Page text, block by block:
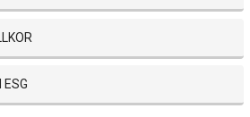
ESG